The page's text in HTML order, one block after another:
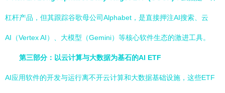
杠杆产品，但其跟踪谷歌母公司Alphabet，是直接押注AI搜索、云
AI（Vertex AI）、大模型（Gemini）等核心软件生态的激进工具。
第三部分：以云计算与大数据为基石的AI ETF
AI应用软件的开发与运行离不开云计算和大数据基础设施，这些ETF